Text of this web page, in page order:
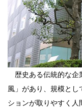
歴史ある伝統的な企
風」があり、規模とし
ションが取りやすく